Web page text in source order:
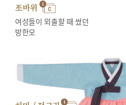
조바위
여성들이 외출할 때 썼던
방한모